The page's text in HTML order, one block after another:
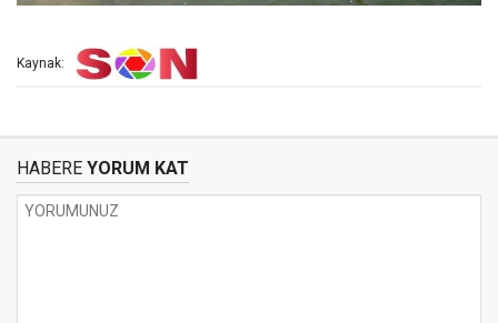
Kaynak:
HABERE YORUM KAT